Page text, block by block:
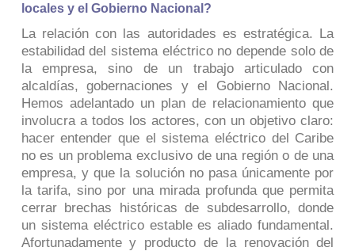
locales y el Gobierno Nacional?
La relación con las autoridades es estratégica. La
estabilidad del sistema eléctrico no depende solo de
la empresa, sino de un trabajo articulado con
alcaldías, gobernaciones y el Gobierno Nacional.
Hemos adelantado un plan de relacionamiento que
involucra a todos los actores, con un objetivo claro:
hacer entender que el sistema eléctrico del Caribe
no es un problema exclusivo de una región o de una
empresa, y que la solución no pasa únicamente por
la tarifa, sino por una mirada profunda que permita
cerrar brechas históricas de subdesarrollo, donde
un sistema eléctrico estable es aliado fundamental.
Afortunadamente y producto de la renovación del